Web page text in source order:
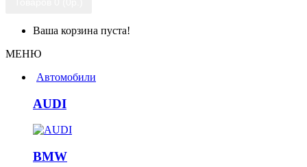
Ваша корзина пуста!
МЕНЮ
Автомобили
AUDI
BMW